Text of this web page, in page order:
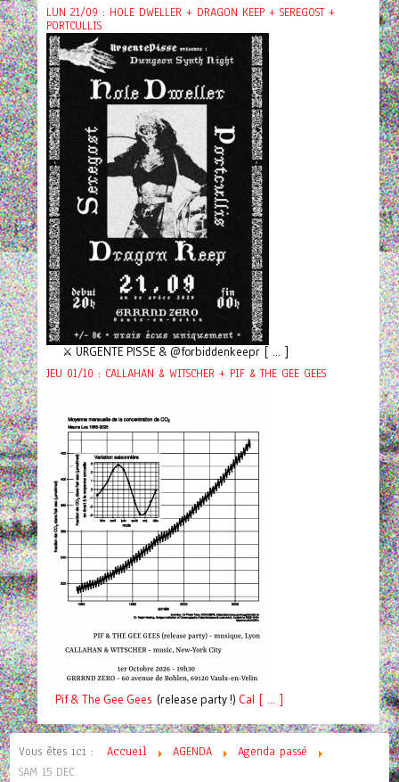
LUN 21/09 : HOLE DWELLER + DRAGON KEEP + SEREGOST +
PORTCULLIS
⚔️ URGENTE PISSE & @forbiddenkeepr [ ... ]
JEU 01/10 : CALLAHAN & WITSCHER + PIF & THE GEE GEES
Pif& The Gee Gees (release party !) Cal [ ... ]
Vous êtes ici : Accueil AGENDA
Agenda passé
SAM 15 DEC